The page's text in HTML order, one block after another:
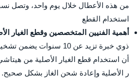
استخدام القطع
أهمية الفنيين المتخصصين وقطع الغيار
ذوي خبرة تزيد عن 10 سنوات
أن استخدام قطع الغيار الأصلية من
ر الأصلية وإعادة شحن الغاز بشكل صحيح.